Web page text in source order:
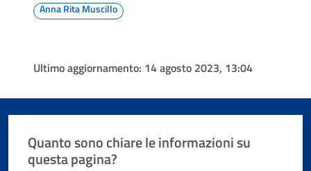
Anna Rita Muscillo
Ultimo aggiornamento: 14 agosto 2023, 13:04
Quanto sono chiare le informazioni su
questa pagina?